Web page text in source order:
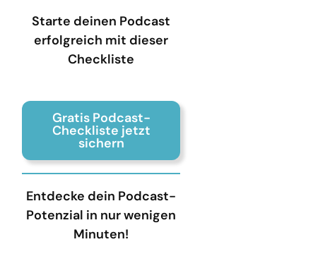
Starte deinen Podcast
erfolgreich mit dieser
Checkliste
Gratis Podcast-
Checkliste jetzt
sichern
Entdecke dein Podcast-
Potenzial in nur wenigen
Minuten!